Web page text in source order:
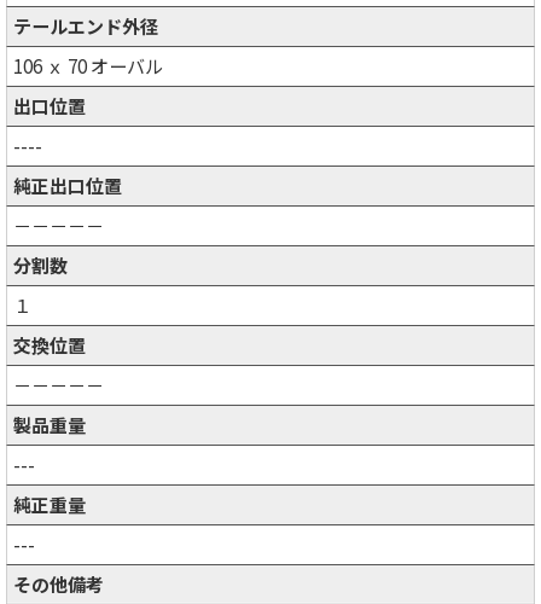
テールエンド外径
106 ｘ 70 オーバル
出口位置
----
純正出口位置
－－－－－
分割数
１
交換位置
－－－－－
製品重量
---
純正重量
---
その他備考